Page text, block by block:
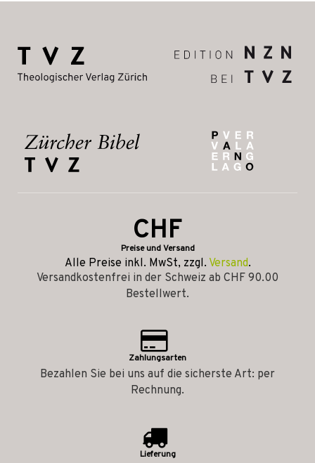
CHF
Preise und Versand
Alle Preise inkl. MwSt, zzgl. Versand.
Versandkostenfrei in der Schweiz ab CHF 90.00
Bestellwert.
Zahlungsarten
Bezahlen Sie bei uns auf die sicherste Art: per
Rechnung.
Lieferung